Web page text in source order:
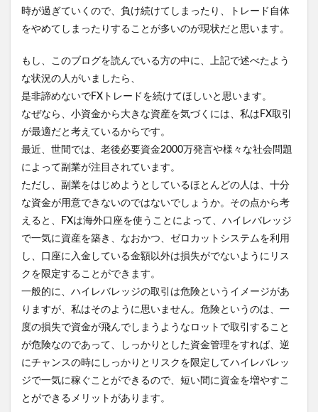
時が過ぎていくので、負け続けてしまったり、トレード自体
をやめてしまったりすることが多いのが現状だと思います。
もし、このブログを読んでいる方の中に、上記で述べたよう
な状況の人がいましたら、
是非諦めないでFXトレードを続けてほしいと思います。
なぜなら、小資金から大きな資産を気づくには、私はFX取引
が最適だと考えているからです。
最近、世間では、老後必要資金2000万発言や様々な社会問題
によって副業が注目されています。
ただし、副業をはじめようとしているほとんどの人は、十分
な資金が用意できないのではないでしょうか。その点から考
えると、FXは海外口座を使うことによって、ハイレバレッジ
で一気に資産を築き、なおかつ、ゼロカットシステムを利用
し、口座に入金している金額以外は損失がでないようにリス
クを限定することができます。
一般的に、ハイレバレッジの取引は危険というイメージがあ
りますが、私はそのように思いません。危険というのは、一
度の損失で資金が飛んでしまうようなロットで取引すること
が危険なのであって、しっかりとした資金管理をすれば、逆
にチャンスの時にしっかりとリスクを限定してハイレバレッ
ジで一気に稼ぐことができるので、短い間に資金を増やすこ
とができるメリットがあります。